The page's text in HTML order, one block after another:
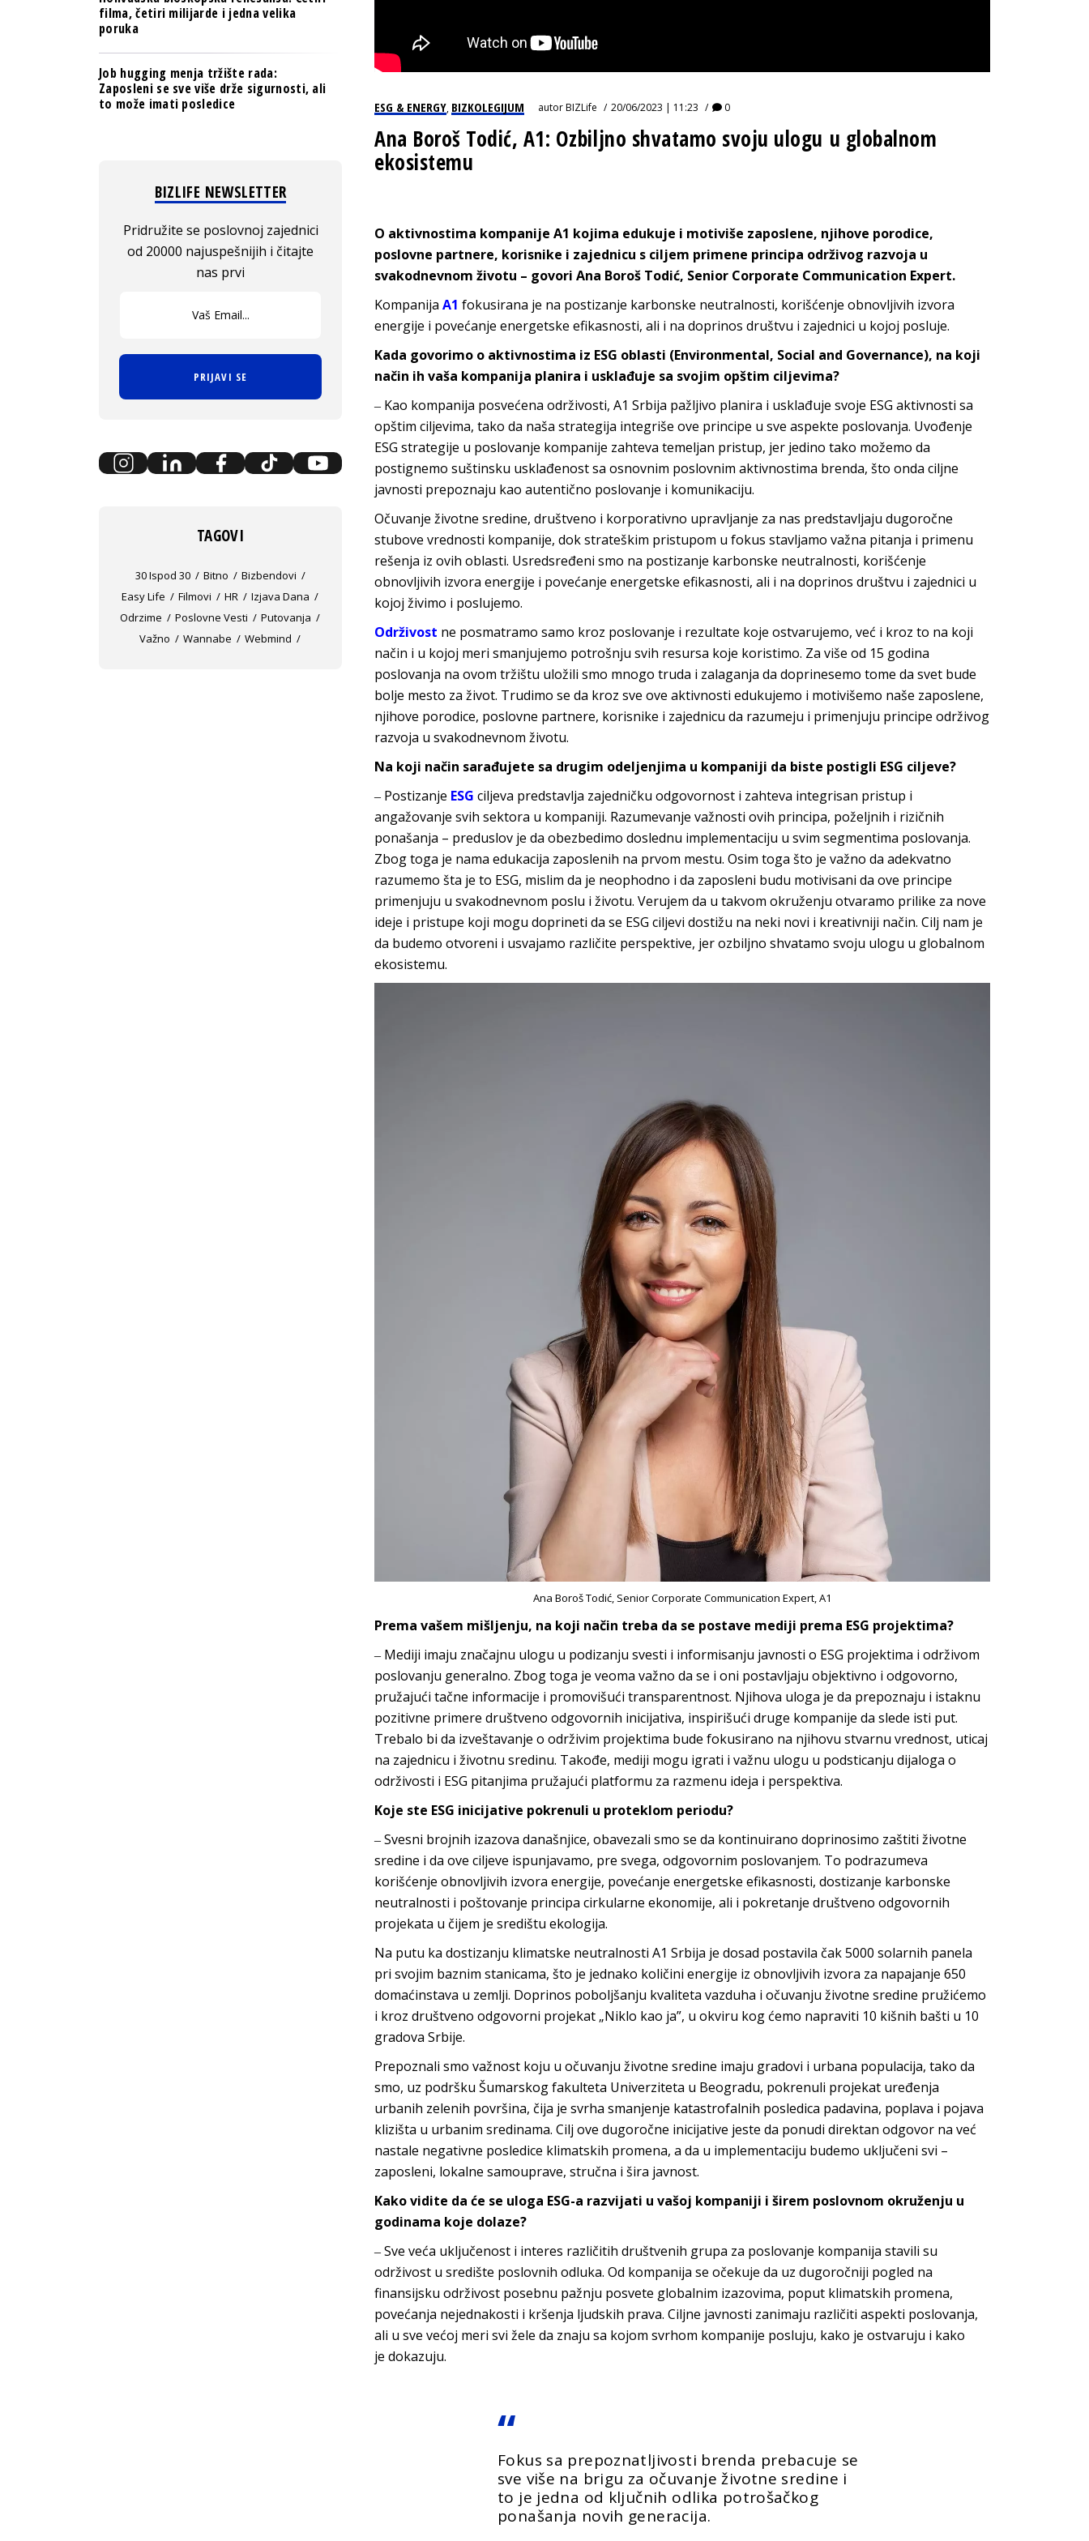
ESG & ENERGY, BIZKOLEGIJUM autorBIZLife 20/06/2023 | 11:23 0
Ana Boroš Todić, A1: Ozbiljno shvatamo svoju ulogu u globalnom
ekosistemu
O aktivnostima kompanije A1 kojima edukuje i motiviše zaposlene, njihove porodice,
poslovne partnere, korisnike i zajednicu s ciljem primene principa održivog razvoja u
svakodnevnom životu – govori Ana Boroš Todić, Senior Corporate Communication Expert.
Kompanija A1 fokusirana je na postizanje karbonske neutralnosti, korišćenje obnovljivih izvora
energije i povećanje energetske efikasnosti, ali i na doprinos društvu i zajednici u kojoj posluje.
Kada govorimo o aktivnostima iz ESG oblasti (Environmental, Social and Governance), na koji
način ih vaša kompanija planira i usklađuje sa svojim opštim ciljevima?
‒ Kao kompanija posvećena održivosti, A1 Srbija pažljivo planira i usklađuje svoje ESG aktivnosti sa
opštim ciljevima, tako da naša strategija integriše ove principe u sve aspekte poslovanja. Uvođenje
ESG strategije u poslovanje kompanije zahteva temeljan pristup, jer jedino tako možemo da
postignemo suštinsku usklađenost sa osnovnim poslovnim aktivnostima brenda, što onda ciljne
javnosti prepoznaju kao autentično poslovanje i komunikaciju.
Očuvanje životne sredine, društveno i korporativno upravljanje za nas predstavljaju dugoročne
stubove vrednosti kompanije, dok strateškim pristupom u fokus stavljamo važna pitanja i primenu
rešenja iz ovih oblasti. Usredsređeni smo na postizanje karbonske neutralnosti, korišćenje
obnovljivih izvora energije i povećanje energetske efikasnosti, ali i na doprinos društvu i zajednici u
kojoj živimo i poslujemo.
Održivost ne posmatramo samo kroz poslovanje i rezultate koje ostvarujemo, već i kroz to na koji
način i u kojoj meri smanjujemo potrošnju svih resursa koje koristimo. Za više od 15 godina
poslovanja na ovom tržištu uložili smo mnogo truda i zalaganja da doprinesemo tome da svet bude
bolje mesto za život. Trudimo se da kroz sve ove aktivnosti edukujemo i motivišemo naše zaposlene,
njihove porodice, poslovne partnere, korisnike i zajednicu da razumeju i primenjuju principe održivog
razvoja u svakodnevnom životu.
Na koji način sarađujete sa drugim odeljenjima u kompaniji da biste postigli ESG ciljeve?
‒ Postizanje ESG ciljeva predstavlja zajedničku odgovornost i zahteva integrisan pristup i
angažovanje svih sektora u kompaniji. Razumevanje važnosti ovih principa, poželjnih i rizičnih
ponašanja – preduslov je da obezbedimo doslednu implementaciju u svim segmentima poslovanja.
Zbog toga je nama edukacija zaposlenih na prvom mestu. Osim toga što je važno da adekvatno
razumemo šta je to ESG, mislim da je neophodno i da zaposleni budu motivisani da ove principe
primenjuju u svakodnevnom poslu i životu. Verujem da u takvom okruženju otvaramo prilike za nove
ideje i pristupe koji mogu doprineti da se ESG ciljevi dostižu na neki novi i kreativniji način. Cilj nam je
da budemo otvoreni i usvajamo različite perspektive, jer ozbiljno shvatamo svoju ulogu u globalnom
ekosistemu.
Ana Boroš Todić, Senior Corporate Communication Expert, A1
Prema vašem mišljenju, na koji način treba da se postave mediji prema ESG projektima?
‒ Mediji imaju značajnu ulogu u podizanju svesti i informisanju javnosti o ESG projektima i održivom
poslovanju generalno. Zbog toga je veoma važno da se i oni postavljaju objektivno i odgovorno,
pružajući tačne informacije i promovišući transparentnost. Njihova uloga je da prepoznaju i istaknu
pozitivne primere društveno odgovornih inicijativa, inspirišući druge kompanije da slede isti put.
Trebalo bi da izveštavanje o održivim projektima bude fokusirano na njihovu stvarnu vrednost, uticaj
na zajednicu i životnu sredinu. Takođe, mediji mogu igrati i važnu ulogu u podsticanju dijaloga o
održivosti i ESG pitanjima pružajući platformu za razmenu ideja i perspektiva.
Koje ste ESG inicijative pokrenuli u proteklom periodu?
‒ Svesni brojnih izazova današnjice, obavezali smo se da kontinuirano doprinosimo zaštiti životne
sredine i da ove ciljeve ispunjavamo, pre svega, odgovornim poslovanjem. To podrazumeva
korišćenje obnovljivih izvora energije, povećanje energetske efikasnosti, dostizanje karbonske
neutralnosti i poštovanje principa cirkularne ekonomije, ali i pokretanje društveno odgovornih
projekata u čijem je središtu ekologija.
Na putu ka dostizanju klimatske neutralnosti A1 Srbija je dosad postavila čak 5000 solarnih panela
pri svojim baznim stanicama, što je jednako količini energije iz obnovljivih izvora za napajanje 650
domaćinstava u zemlji. Doprinos poboljšanju kvaliteta vazduha i očuvanju životne sredine pružićemo
i kroz društveno odgovorni projekat „Niklo kao ja”, u okviru kog ćemo napraviti 10 kišnih bašti u 10
gradova Srbije.
Prepoznali smo važnost koju u očuvanju životne sredine imaju gradovi i urbana populacija, tako da
smo, uz podršku Šumarskog fakulteta Univerziteta u Beogradu, pokrenuli projekat uređenja
urbanih zelenih površina, čija je svrha smanjenje katastrofalnih posledica padavina, poplava i pojava
klizišta u urbanim sredinama. Cilj ove dugoročne inicijative jeste da ponudi direktan odgovor na već
nastale negativne posledice klimatskih promena, a da u implementaciju budemo uključeni svi –
zaposleni, lokalne samouprave, stručna i šira javnost.
Kako vidite da će se uloga ESG-a razvijati u vašoj kompaniji i širem poslovnom okruženju u
godinama koje dolaze?
‒ Sve veća uključenost i interes različitih društvenih grupa za poslovanje kompanija stavili su
održivost u središte poslovnih odluka. Od kompanija se očekuje da uz dugoročniji pogled na
finansijsku održivost posebnu pažnju posvete globalnim izazovima, poput klimatskih promena,
povećanja nejednakosti i kršenja ljudskih prava. Ciljne javnosti zanimaju različiti aspekti poslovanja,
ali u sve većoj meri svi žele da znaju sa kojom svrhom kompanije posluju, kako je ostvaruju i kako
je dokazuju.
Fokus sa prepoznatljivosti brenda prebacuje se
sve više na brigu za očuvanje životne sredine i
to je jedna od ključnih odlika potrošačkog
ponašanja novih generacija.
filma, četiri milijarde i jedna velika
poruka
Job hugging menja tržište rada:
Zaposleni se sve više drže sigurnosti, ali
to može imati posledice
BIZLIFE NEWSLETTER
Pridružite se poslovnoj zajednici
od 20000 najuspešnijih i čitajte
nas prvi
PRIJAVI SE
TAGOVI
30 Ispod 30 Bitno
Bizbendovi
Easy Life
Filmovi HR
Izjava Dana
Odrzime
Poslovne Vesti
Putovanja
Važno
Wannabe Webmind